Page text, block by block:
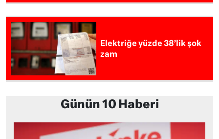
Elektriğe yüzde 38’lik şok
zam
Günün 10 Haberi